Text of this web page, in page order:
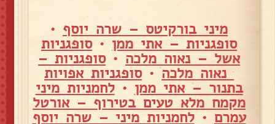
מיני בורקיטס – שרה יוסף •
סופגניות – אתי ממן •סופגניות
אשל – נאוה מלכה •סופגניות –
נאוה מלכה•סופגניות אפויות
בתנור – אתי ממן •לחמניות מיני
מקמח מלא טעים בטירוף – אורטל
עמרם •לחמניות מיני – שרה יוסף